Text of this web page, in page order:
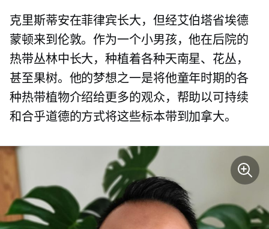
克里斯蒂安在菲律宾长大，但经艾伯塔省埃德
蒙顿来到伦敦。作为一个小男孩，他在后院的
热带丛林中长大，种植着各种天南星、花丛，
甚至果树。他的梦想之一是将他童年时期的各
种热带植物介绍给更多的观众，帮助以可持续
和合乎道德的方式将这些标本带到加拿大。